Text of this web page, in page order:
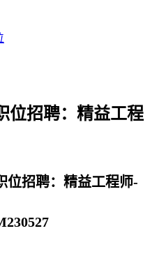
位招聘：精益工程
位招聘：精益工程师-